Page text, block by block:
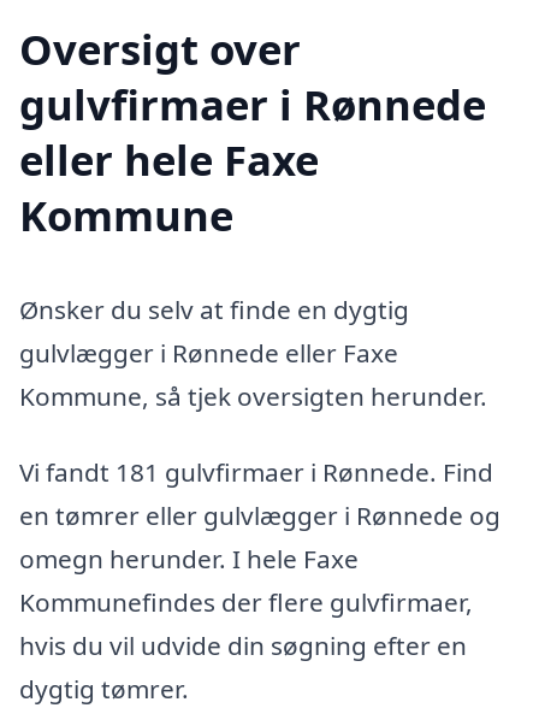
Oversigt over
gulvfirmaer i Rønnede
eller hele Faxe
Kommune
Ønsker du selv at finde en dygtig
gulvlægger i Rønnede eller Faxe
Kommune, så tjek oversigten herunder.
Vi fandt 181 gulvfirmaer i Rønnede. Find
en tømrer eller gulvlægger i Rønnede og
omegn herunder. I hele Faxe
Kommunefindes der flere gulvfirmaer,
hvis du vil udvide din søgning efter en
dygtig tømrer.